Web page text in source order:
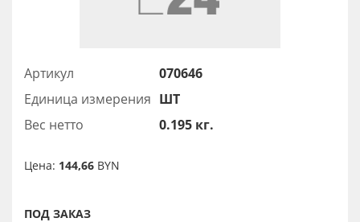
Артикул
070646
Единица измерения ШТ
Вес нетто
0.195 кг.
Цена: 144,66 BYN
ПОД ЗАКАЗ